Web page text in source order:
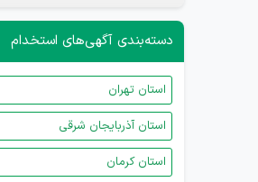
دسته‌بندی آگهی‌های استخدام
استان تهران
استان آذربایجان شرقی
استان کرمان